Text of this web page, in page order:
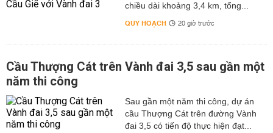
chiều dài khoảng 3,4 km, tổng...
QUY HOẠCH 20 giờ trước
Cầu Thượng Cát trên Vành đai 3,5 sau gần một
năm thi công
Sau gần một năm thi công, dự án
cầu Thượng Cát trên đường Vành
đai 3,5 có tiến độ thực hiện đạt...